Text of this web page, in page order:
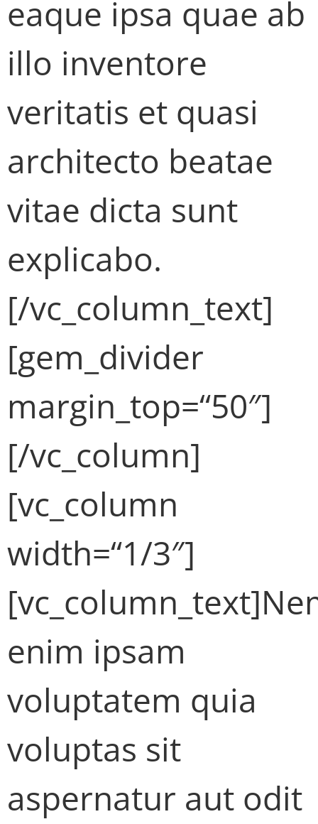
eaque ipsa quae ab
illo inventore
veritatis et quasi
architecto beatae
vitae dicta sunt
explicabo.
[/vc_column_text]
[gem_divider
margin_top=“50″]
[/vc_column]
[vc_column
width=“1/3″]
enim ipsam
voluptatem quia
voluptas sit
aspernatur aut odit